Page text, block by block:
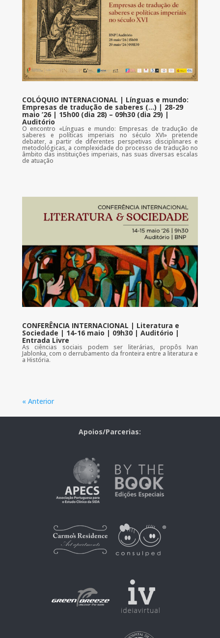
COLÓQUIO INTERNACIONAL | Línguas e mundo:
Empresas de tradução de saberes (…) | 28-29
maio ’26 | 15h00 (dia 28) – 09h30 (dia 29) |
Auditório
O encontro «Línguas e mundo: Empresas de tradução de
saberes e políticas imperiais no século XVI» pretende
debater, a partir de diferentes perspetivas disciplinares e
metodológicas, a complexidade do processo de tradução no
âmbito das instituições imperiais, nas suas diversas escalas
de atuação
CONFERÊNCIA INTERNACIONAL | Literatura e
Sociedade | 14-16 maio | 09h30 | Auditório |
Entrada Livre
As ciências sociais podem ser literárias, propôs Ivan
Jablonka, com o derrubamento da fronteira entre a literatura e
a História.
« Anterior
Apoios/Parcerias: